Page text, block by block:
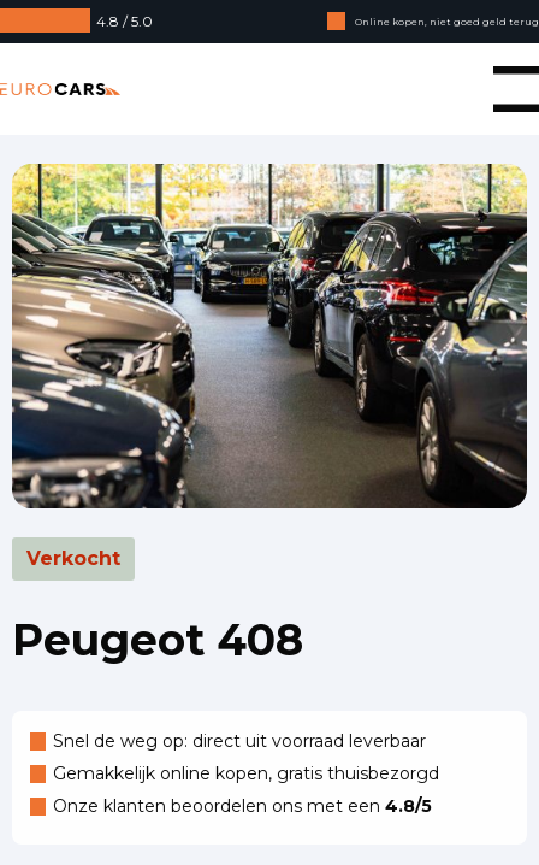
4.8 / 5.0
Online kopen, niet goed geld terug
Financial lease - Soepele acceptatie
Verkocht
Peugeot 408
Snel de weg op: direct uit voorraad leverbaar
Gemakkelijk online kopen, gratis thuisbezorgd
Onze klanten beoordelen ons met een 4.8/5